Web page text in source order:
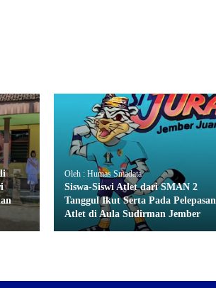
Oleh : Humas Smadata
Siswa-Siswi Atlet dari SMAN 2
Tanggul Ikut Serta Pada Pelepasan
Atlet di Aula Sudirman Jember